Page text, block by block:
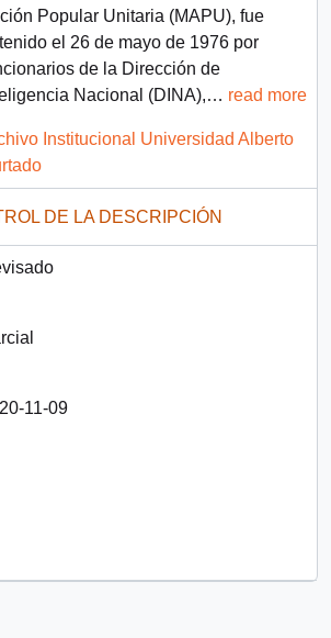
Popular Unitaria (MAPU), fue
el 26 de mayo de 1976 por
de la Dirección de
Nacional (DINA),… read more
Institucional Universidad Alberto
DE LA DESCRIPCIÓN
11-09